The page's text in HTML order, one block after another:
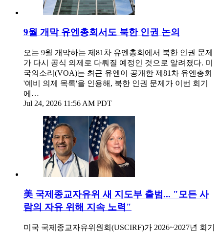
9월 개막 유엔총회서도 북한 인권 논의
오는 9월 개막하는 제81차 유엔총회에서 북한 인권 문제
가 다시 공식 의제로 다뤄질 예정인 것으로 알려졌다. 미
국의소리(VOA)는 최근 유엔이 공개한 제81차 유엔총회
'예비 의제 목록'을 인용해, 북한 인권 문제가 이번 회기
에…
Jul 24, 2026 11:56 AM PDT
美 국제종교자유위 새 지도부 출범... "모든 사
람의 자유 위해 지속 노력"
미국 국제종교자유위원회(USCIRF)가 2026~2027년 회기